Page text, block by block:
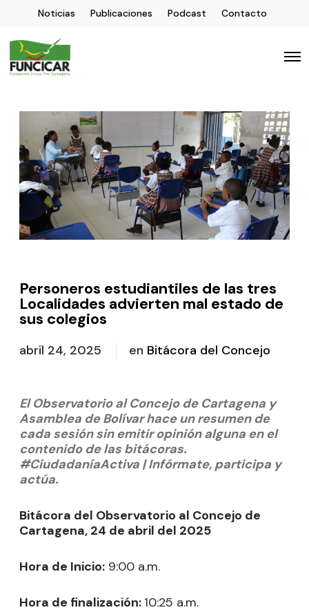
Noticias Publicaciones Podcast Contacto
Personeros estudiantiles de las tres
Localidades advierten mal estado de
sus colegios
abril 24, 2025 en Bitácora del Concejo
El Observatorio al Concejo de Cartagena y
Asamblea de Bolívar hace un resumen de
cada sesión sin emitir opinión alguna en el
contenido de las bitácoras.
#CiudadaníaActiva | Infórmate, participa y
actúa.
Bitácora del Observatorio al Concejo de
Cartagena, 24 de abril del 2025
Hora de Inicio: 9:00 a.m.
Hora de finalización: 10:25 a.m.